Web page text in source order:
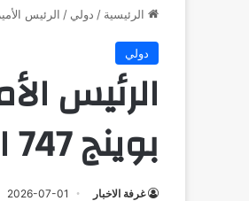
الرئيسية / دولي / الرئيس الأميركي
دولي
الرئيس
بوينج 747 الرئاسية المهداة من قطر
غرفة الاخبار 2026-07-01